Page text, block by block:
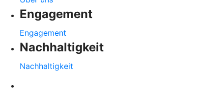
Engagement
Engagement
Nachhaltigkeit
Nachhaltigkeit